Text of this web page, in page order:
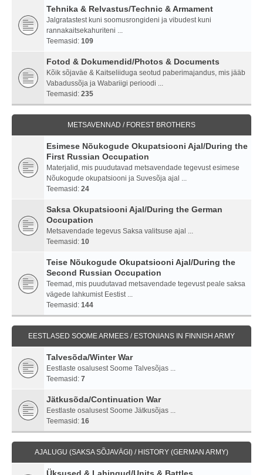
Tehnika & Relvastus/Technic & Armament
Jalgratastest kuni soomusrongideni ja vibudest kuni
rannakaitsekahuriteni ...
Teemasid: 109
Fotod & Dokumendid/Photos & Documents
Kõik sõjaväe & Kaitseliiduga seotud paberimajandus, mis jääb
Vabadussõja ja Wabariigi perioodi ...
Teemasid: 235
METSAVENNAD / FOREST BROTHERS
Esimese Nõukogude Okupatsiooni Ajal/During the
First Russian Occupation
Materjalid, mis puudutavad metsavendade tegevust esimese
Nõukogude okupatsiooni ja Suvesõja ajal ...
Teemasid: 24
Saksa Okupatsiooni Ajal/During the German
Occupation
Metsavendade tegevus Saksa valitsuse ajal ...
Teemasid: 10
Teise Nõukogude Okupatsiooni Ajal/During the
Second Russian Occupation
Teemad, mis puudutavad metsavendade tegevust peale saksa
vägede lahkumist Eestist ...
Teemasid: 144
EESTLASED SOOME ARMEES / ESTONIANS IN FINNISH ARMY
Talvesõda/Winter War
Eestlaste osalusest Soome Talvesõjas ...
Teemasid: 7
Jätkusõda/Continuation War
Eestlaste osalusest Soome Jätkusõjas ...
Teemasid: 16
AJALUGU (SAKSA SÕJAVÄGI) / HISTORY (GERMAN ARMY)